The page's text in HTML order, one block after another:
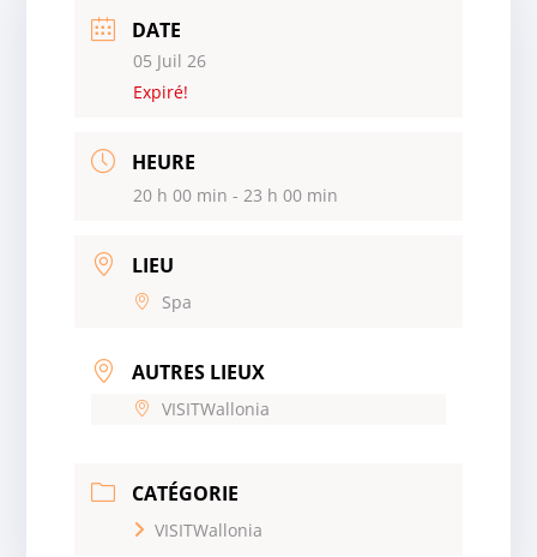
DATE
05 Juil 26
Expiré!
HEURE
20 h 00 min - 23 h 00 min
LIEU
Spa
AUTRES LIEUX
VISITWallonia
CATÉGORIE
VISITWallonia